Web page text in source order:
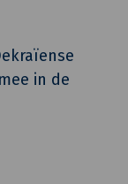
in de